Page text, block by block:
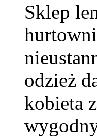
Sklep
odzież
kobieta